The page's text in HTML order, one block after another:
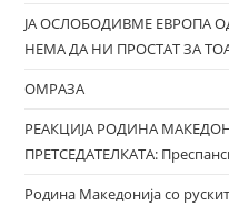
ЈА ОСЛОБОДИВМЕ ЕВРОПА
НЕМА ДА НИ ПРОСТАТ ЗА
ОМРАЗА
РЕАКЦИЈА РОДИНА
ПРЕТСЕДАТЕЛКАТА:
Родина Македонија со